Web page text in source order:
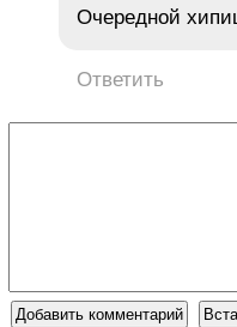
Очередной
Ответить